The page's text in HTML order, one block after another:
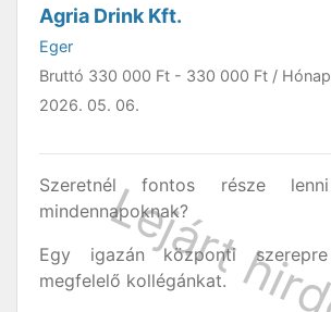
Agria Drink Kft.
Eger
Bruttó 330 000 Ft - 330 000 Ft / Hónap
2026. 05. 06.
Szeretnél fontos része
mindennapoknak?
Egy igazán központi
megfelelő kollégánkat.